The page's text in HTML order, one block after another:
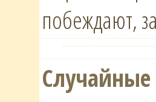
побеждают,